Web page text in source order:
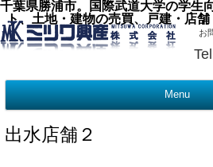
千葉県勝浦市。国際武道大学の学生
ト、土地・建物の売買、戸建・店舗
お
【営業時間】
Menu
出水店舗２